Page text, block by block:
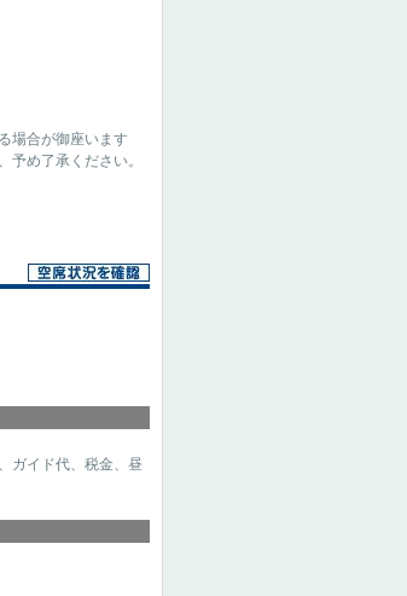
場合が御座います
予め了承ください。
ガイド代、税金、昼